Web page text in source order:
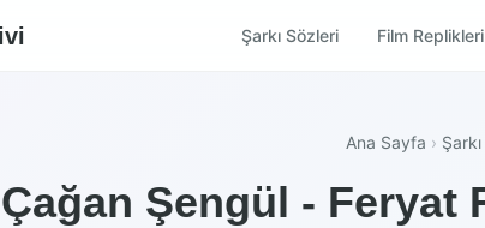
Şarkı Sözleri Film Replikleri
Ana Sayfa ›
Çağan Şengül - Feryat